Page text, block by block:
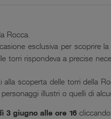
Rocca.
esclusiva per scoprire
torri rispondeva a precise
alla scoperta delle torri della
illustri o quelli di
3 giugno alle ore 16